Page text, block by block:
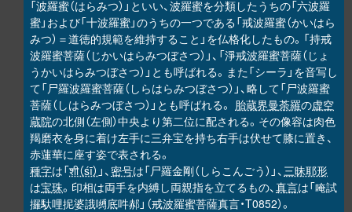
「波羅蜜（はらみつ）」といい、波羅蜜を分類したうちの「六波羅
蜜」および「十波羅蜜」のうちの一つである「戒波羅蜜（かいはら
みつ）＝道徳的規範を維持すること」を仏格化したもの。「持戒
波羅蜜菩薩（じかいはらみつぼさつ）」、「淨戒波羅蜜菩薩（じょ
うかいはらみつぼさつ）」とも呼ばれる。また「シーラ」を音写し
て「尸羅波羅蜜菩薩（しらはらみつぼさつ）」、略して「尸波羅蜜
菩薩（しはらみつぼさつ）」とも呼ばれる。 胎蔵界曼荼羅の虚空
蔵院の北側（左側）中央より第二位に配される。その像容は肉色
羯磨衣を身に着け左手に三弁宝を持ち右手は伏せて膝に置き、
赤蓮華に座す姿で表される。
種字は「शी（śī） 」、 密号は「尸羅金剛（しらこんごう）」、三昧耶形
は宝珠。印相は両手を内縛し両親指を立てるもの、真言は「唵試
攞馱哩抳婆誐嚩底吽郝」（戒波羅蜜菩薩真言・T0852）。